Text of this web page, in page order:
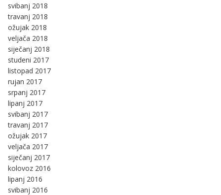
svibanj 2018
travanj 2018
ožujak 2018
veljača 2018
siječanj 2018
studeni 2017
listopad 2017
rujan 2017
srpanj 2017
lipanj 2017
svibanj 2017
travanj 2017
ožujak 2017
veljača 2017
siječanj 2017
kolovoz 2016
lipanj 2016
svibanj 2016